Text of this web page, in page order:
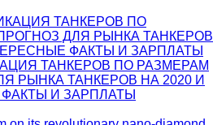
ТАНКЕРОВ ПО РАЗМЕРАМ
РЫНКА ТАНКЕРОВ НА 2020 И
ФАКТЫ И ЗАРПЛАТЫ